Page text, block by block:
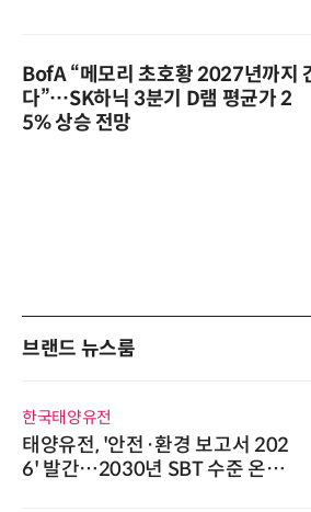
BofA “메모리 초호황 2027년까지
다”…SK하닉 3분기 D램 평균가 2
5% 상승 전망
브랜드 뉴스룸
한국태양유전
태양유전, '안전·환경 보고서 202
6' 발간…2030년 SBT 수준 온실